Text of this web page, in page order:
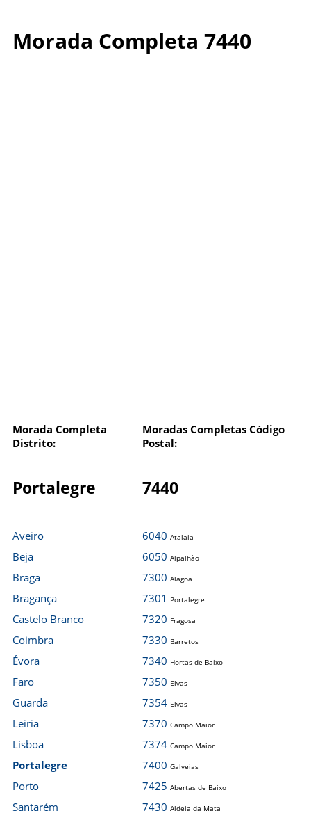
Morada Completa 7440
Morada Completa
Distrito:
Moradas Completas Código
Postal:
Portalegre 7440
Aveiro
Beja
Braga
Bragança
Castelo Branco
Coimbra
Évora
Faro
Guarda
Leiria
Lisboa
Portalegre
Porto
Santarém
6040 Atalaia
6050 Alpalhão
7300 Alagoa
7301 Portalegre
7320 Fragosa
7330 Barretos
7340 Hortas de Baixo
7350 Elvas
7354 Elvas
7370 Campo Maior
7374 Campo Maior
7400 Galveias
7425 Abertas de Baixo
7430 Aldeia da Mata